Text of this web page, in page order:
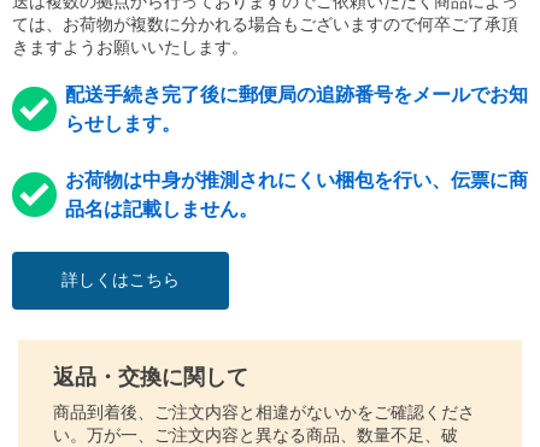
ては、お荷物が複数に分かれる場合もございますので何卒ご了承頂
きますようお願いいたします。
配送手続き完了後に郵便局の追跡番号をメールでお知
らせします。
お荷物は中身が推測されにくい梱包を行い、伝票に商
品名は記載しません。
詳しくはこちら
返品・交換に関して
商品到着後、ご注文内容と相違がないかをご確認くださ
い。万が一、ご注文内容と異なる商品、数量不足、破